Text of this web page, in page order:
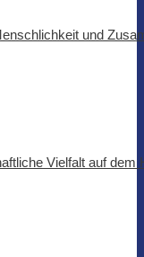
und
Vielfalt auf dem